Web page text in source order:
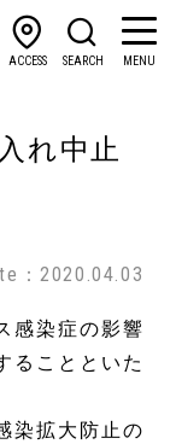
ACCESS SEARCH MENU
れ中止
：2020.04.03
感染症の影響
ることといた
染拡大防止の